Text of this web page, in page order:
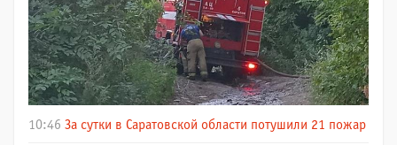
10:46 За сутки в Саратовской области потушили 21 пожар